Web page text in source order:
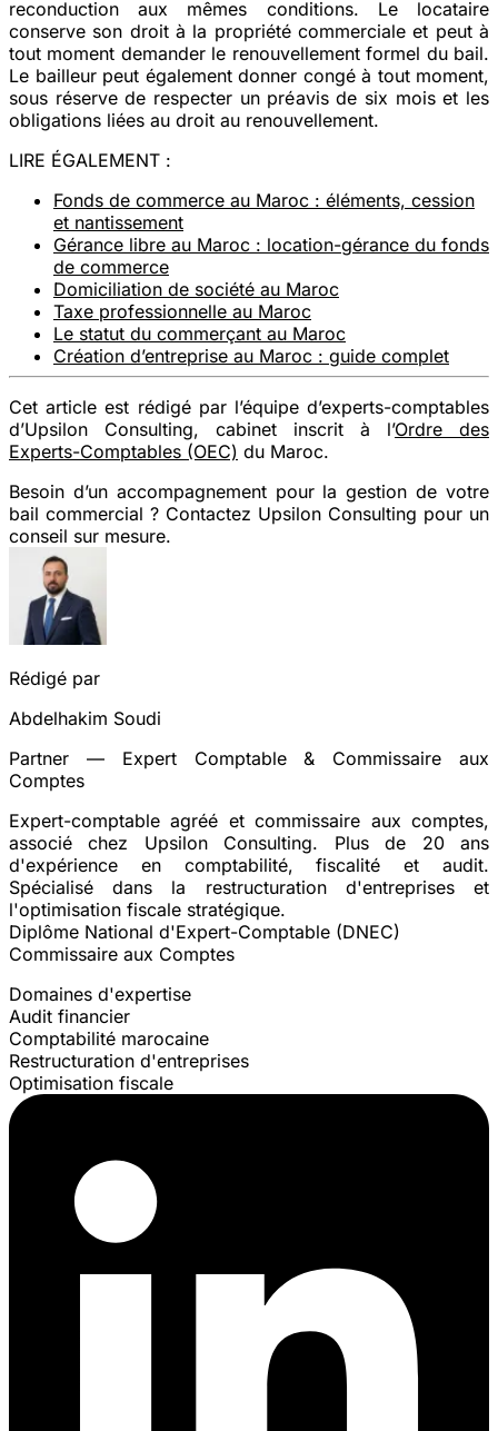
reconduction aux mêmes conditions. Le locataire
conserve son droit à la propriété commerciale et peut à
tout moment demander le renouvellement formel du bail.
Le bailleur peut également donner congé à tout moment,
sous réserve de respecter un préavis de six mois et les
obligations liées au droit au renouvellement.
LIRE ÉGALEMENT :
Fonds de commerce au Maroc : éléments, cession
et nantissement
Gérance libre au Maroc : location-gérance du fonds
de commerce
Domiciliation de société au Maroc
Taxe professionnelle au Maroc
Le statut du commerçant au Maroc
Création d’entreprise au Maroc : guide complet
Cet article est rédigé par l’équipe d’experts-comptables
d’Upsilon Consulting, cabinet inscrit à l’Ordre des
Experts-Comptables (OEC) du Maroc.
Besoin d’un accompagnement pour la gestion de votre
bail commercial ? Contactez Upsilon Consulting pour un
conseil sur mesure.
Rédigé par
Abdelhakim Soudi
Partner — Expert Comptable & Commissaire aux
Comptes
Expert-comptable agréé et commissaire aux comptes,
associé chez Upsilon Consulting. Plus de 20 ans
d'expérience en comptabilité, fiscalité et audit.
Spécialisé dans la restructuration d'entreprises et
l'optimisation fiscale stratégique.
Diplôme National d'Expert-Comptable (DNEC)
Commissaire aux Comptes
Domaines d'expertise
Audit financier
Comptabilité marocaine
Restructuration d'entreprises
Optimisation fiscale